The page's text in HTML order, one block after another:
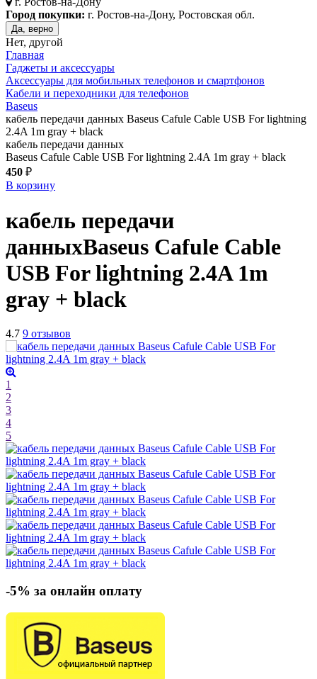
Город покупки: г. Ростов-на-Дону, Ростовская обл.
Да, верно
Нет, другой
Главная
Гаджеты и аксессуары
Аксессуары для мобильных телефонов и смартфонов
Кабели и переходники для телефонов
Baseus
кабель передачи данных Baseus Cafule Cable USB For lightning
2.4A 1m gray + black
кабель передачи данных
Baseus Cafule Cable USB For lightning 2.4A 1m gray + black
450 ₽
В корзину
кабель передачи
данныхBaseus Cafule Cable
USB For lightning 2.4A 1m
gray + black
4.7 9 отзывов
1
2
3
4
5
-5% за онлайн оплату